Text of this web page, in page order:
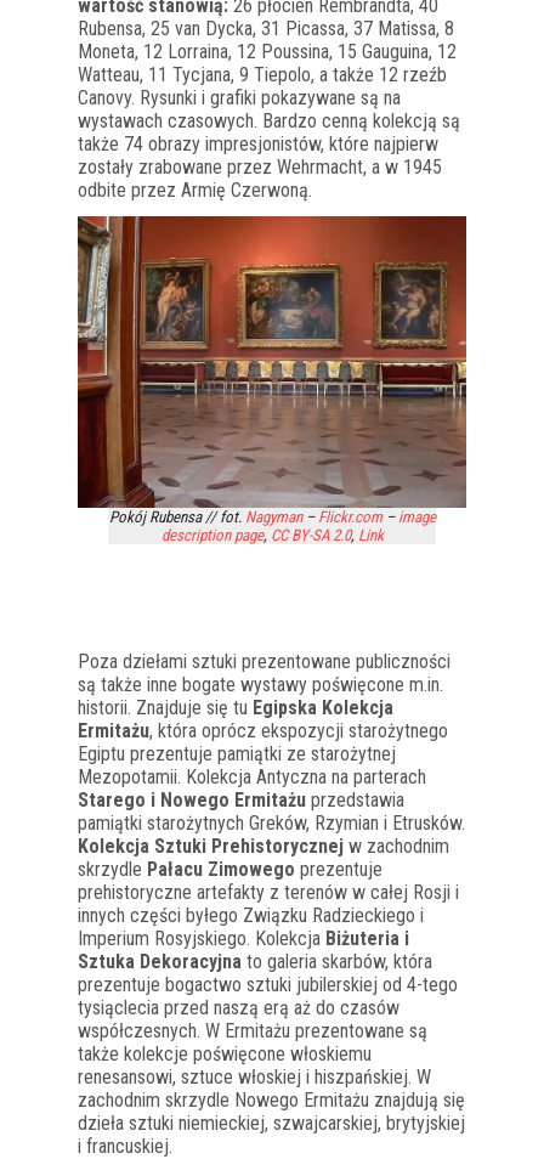
wartość stanowią: 26 płócien Rembrandta, 40
Rubensa, 25 van Dycka, 31 Picassa, 37 Matissa, 8
Moneta, 12 Lorraina, 12 Poussina, 15 Gauguina, 12
Watteau, 11 Tycjana, 9 Tiepolo, a także 12 rzeźb
Canovy. Rysunki i grafiki pokazywane są na
wystawach czasowych. Bardzo cenną kolekcją są
także 74 obrazy impresjonistów, które najpierw
zostały zrabowane przez Wehrmacht, a w 1945
odbite przez Armię Czerwoną.
Pokój Rubensa // fot. Nagyman– Flickr.com– image
description page, CC BY-SA 2.0, Link
Poza dziełami sztuki prezentowane publiczności
są także inne bogate wystawy poświęcone m.in.
historii. Znajduje się tu Egipska Kolekcja
Ermitażu, która oprócz ekspozycji starożytnego
Egiptu prezentuje pamiątki ze starożytnej
Mezopotamii. Kolekcja Antyczna na parterach
Starego i Nowego Ermitażu przedstawia
pamiątki starożytnych Greków, Rzymian i Etrusków.
Kolekcja Sztuki Prehistorycznej w zachodnim
skrzydle Pałacu Zimowego prezentuje
prehistoryczne artefakty z terenów w całej Rosji i
innych części byłego Związku Radzieckiego i
Imperium Rosyjskiego. Kolekcja Biżuteria i
Sztuka Dekoracyjna to galeria skarbów, która
prezentuje bogactwo sztuki jubilerskiej od 4-tego
tysiąclecia przed naszą erą aż do czasów
współczesnych. W Ermitażu prezentowane są
także kolekcje poświęcone włoskiemu
renesansowi, sztuce włoskiej i hiszpańskiej. W
zachodnim skrzydle Nowego Ermitażu znajdują się
dzieła sztuki niemieckiej, szwajcarskiej, brytyjskiej
i francuskiej.